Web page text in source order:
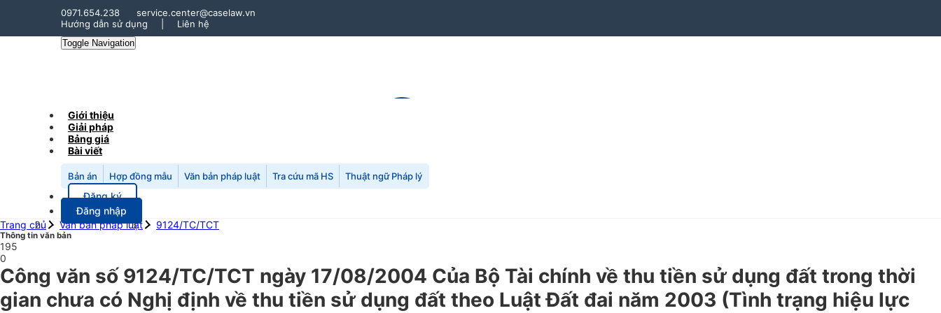
0971.654.238
service.center@caselaw.vn
Hướng dẫn sử dụng
Liên hệ
Toggle Navigation
Giới thiệu
Giải pháp
Bảng giá
Bài viết
Bản án Hợp đồng mẫu Văn bản pháp luật Tra cứu mã HS Thuật ngữ Pháp lý
Đăng ký
Đăng nhập
Trang chủ
Văn bản pháp luật 9124/TC/TCT
Thông tin văn bản
195
0
Công văn số 9124/TC/TCT ngày 17/08/2004 Của Bộ Tài chính về thu tiền sử dụng đất trong thời
gian chưa có Nghị định về thu tiền sử dụng đất theo Luật Đất đai năm 2003 (Tình trạng hiệu lực